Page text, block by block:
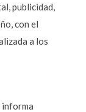
publicidad,
con el
a los